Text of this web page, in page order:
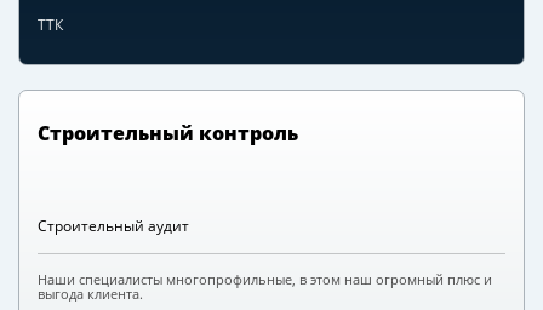
ТТК
Строительный контроль
Строительный аудит
Наши специалисты многопрофильные, в этом наш огромный плюс и
выгода клиента.